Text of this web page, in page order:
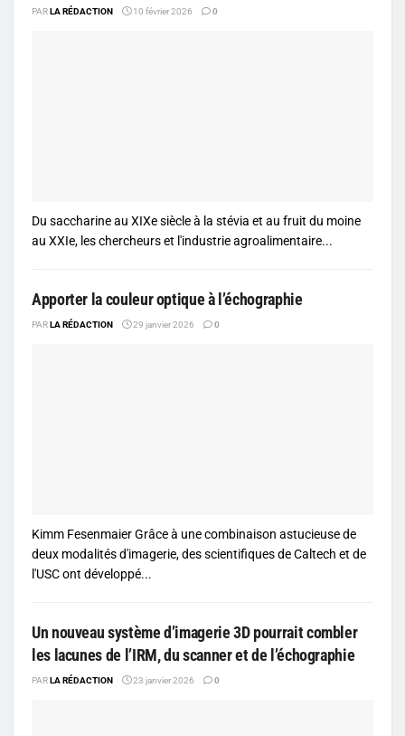
PARLA RÉDACTION 10 février 2026 0
Du saccharine au XIXe siècle à la stévia et au fruit du moine
au XXIe, les chercheurs et l'industrie agroalimentaire...
Apporter la couleur optique à l’échographie
PARLA RÉDACTION 29 janvier 2026 0
Kimm Fesenmaier Grâce à une combinaison astucieuse de
deux modalités d'imagerie, des scientifiques de Caltech et de
l'USC ont développé...
Un nouveau système d’imagerie 3D pourrait combler
les lacunes de l’IRM, du scanner et de l’échographie
PARLA RÉDACTION 23 janvier 2026 0